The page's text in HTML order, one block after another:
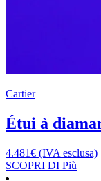
Cartier
Étui à
4.481€ (IVA esclusa)
SCOPRI DI Più